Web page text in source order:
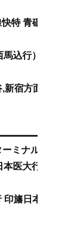
特 青砥行)
込行）
宿方面）
ミナル
医大行）
旛日本医大行)